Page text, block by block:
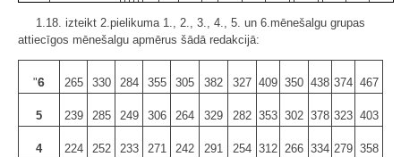
1.18. izteikt 2.pielikuma 1., 2., 3., 4., 5. un 6.mēnešalgu grupas
attiecīgos mēnešalgu apmērus šādā redakcijā:
"6 265 330 284 355 305 382 327 409 350 438 374 467
5 239 285 249 306 264 329 282 353 302 378 323 403
4 224 252 233 271 242 291 254 312 266 334 279 358